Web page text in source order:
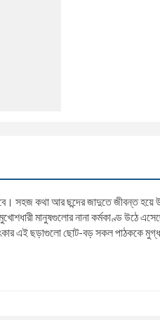
সহজ কথা আর ছন্দের জাদুতে জীবন্ত হয়ে
মানুষগুলোর নানা কর্মকাণ্ড উঠে
এই ছড়াগুলো ছোট-বড় সকল পাঠককে